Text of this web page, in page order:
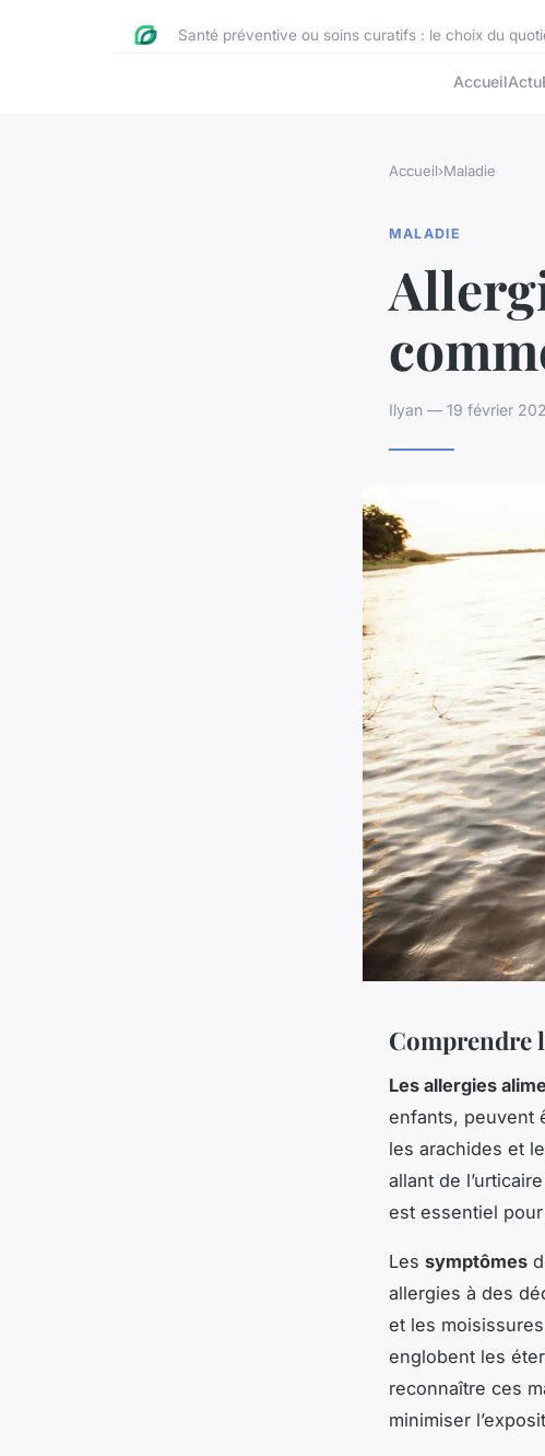
Santé préventive ou soins curatifs : le choix du
AccueilActu
Accueil›Maladie
MALADIE
Ilyan — 19 février
Comprendre
Les allergies
enfants, peuvent
les arachides et
allant de
est essentiel
Les symptômes
allergies à des
et les
englobent les
reconnaître ces
minimiser